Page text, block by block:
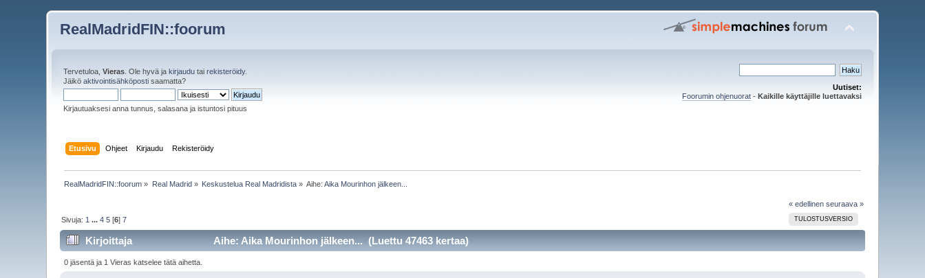
RealMadridFIN::foorum
Tervetuloa,Vieras . Ole hyvä jakirjaudu tairekisteröidy.
Jäiköaktivointisähköposti saamatta?
Kirjautuaksesi anna tunnus, salasana ja istuntosi pituus
Uutiset:
Foorumin ohjenuorat- Kaikille käyttäjille luettavaksi
Etusivu Ohjeet Kirjaudu Rekisteröidy
RealMadridFIN::foorum » Real Madrid» Keskustelua Real Madridista » Aihe:Aika Mourinhon jälkeen...
« edellinen seuraava »
TULOSTUSVERSIO
Sivuja: 1 ...4 5 [6]7
Kirjoittaja Aihe: Aika Mourinhon jälkeen... (Luettu 47463 kertaa)
0 jäsentä ja 1 Vieras katselee tätä aihetta.